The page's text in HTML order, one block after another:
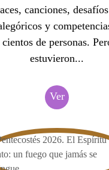
canciones,
y
de personas.
estuvieron...
Ver